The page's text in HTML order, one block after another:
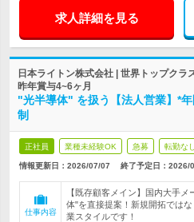
求人詳細を見る
日本ライトン株式会社 | 世界トップク
昨年賞与4~6ヶ月
"光半導体" を扱う【法人営業】*
制
正社員 業種未経験OK 急募 転勤なし
情報更新日：2026/07/07 終了予定日： 2026/
仕事内容
【既存顧客メイン】国内大手
体"を直接提案！新規開拓では
業スタイルです！